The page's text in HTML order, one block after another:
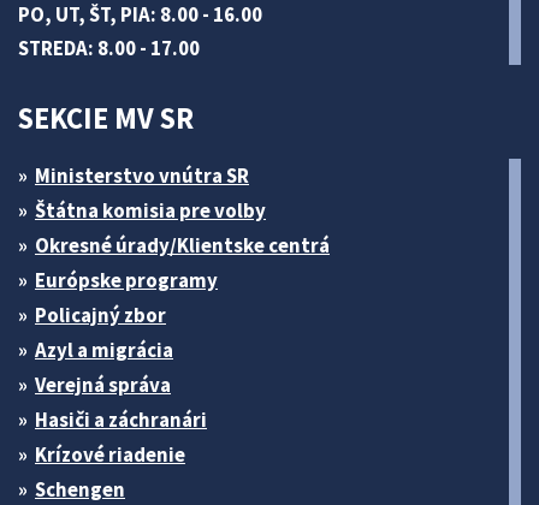
PO, UT, ŠT, PIA: 8.00 - 16.00
STREDA: 8.00 - 17.00
SEKCIE MV SR
Ministerstvo vnútra SR
Štátna komisia pre volby
Okresné úrady/Klientske centrá
Európske programy
Policajný zbor
Azyl a migrácia
Verejná správa
Hasiči a záchranári
Krízové riadenie
Schengen